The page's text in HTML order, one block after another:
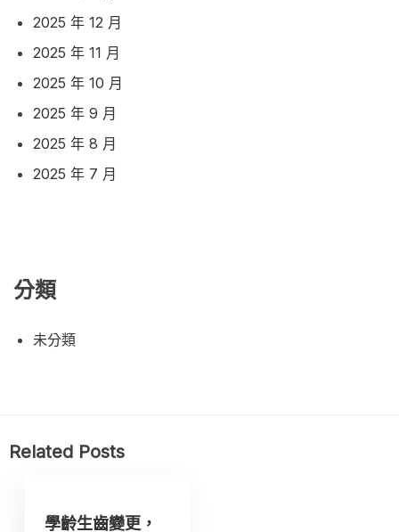
2025 年 12 月
2025 年 11 月
2025 年 10 月
2025 年 9 月
2025 年 8 月
2025 年 7 月
分類
未分類
Related Posts
學齡生齒變更，